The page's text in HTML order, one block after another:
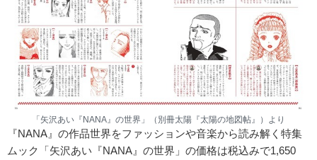
「矢沢あい『NANA』の世界」（別冊太陽『太陽の地図帖』）より
『NANA』の作品世界をファッションや音楽から読み解く特集
ムック「矢沢あい『NANA』の世界」の価格は税込みで1,650